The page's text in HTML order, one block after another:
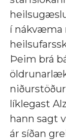
í
Þeim brá
líklegast
hann sagt
ár síðan